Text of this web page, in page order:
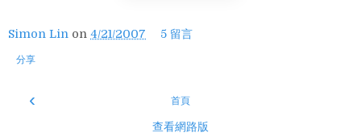
Simon Lin on 4/21/2007 5 留言
分享
‹ 首頁
查看網路版